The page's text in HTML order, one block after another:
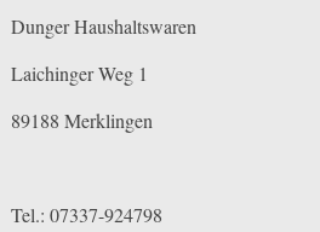
Dunger Haushaltswaren
Laichinger Weg 1
89188 Merklingen
Tel.: 07337-924798